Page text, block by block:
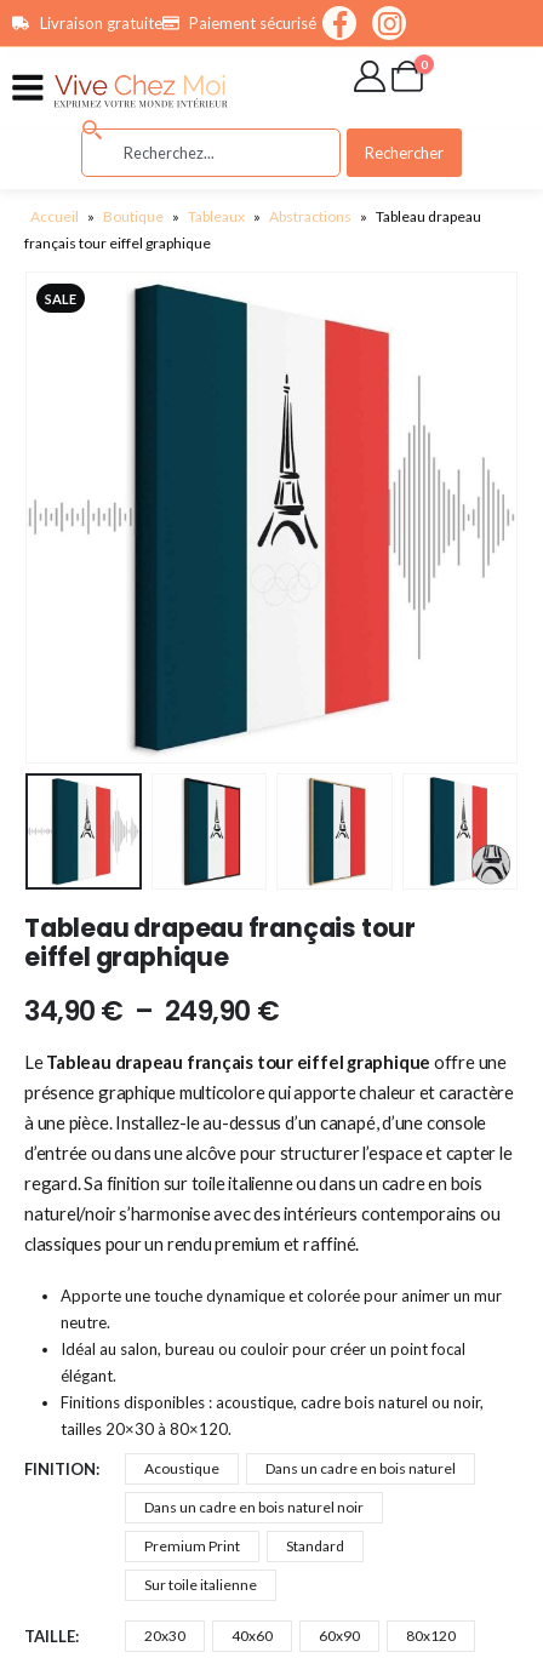
principalLivraison gratuite Paiement sécurisé
0
Rechercher
Accueil » Boutique » Tableaux » Abstractions » Tableau drapeau
français tour eiffel graphique
SALE
Tableau drapeau français tour
eiffel graphique
34,90€ – 249,90 €
LeTableau drapeau français tour eiffel graphique offre une
présence graphique multicolore qui apporte chaleur et caractère
à une pièce. Installez-le au-dessus d’un canapé, d’une console
d’entrée ou dans une alcôve pour structurer l’espace et capter le
regard. Sa finition sur toile italienne ou dans un cadre en bois
naturel/noir s’harmonise avec des intérieurs contemporains ou
classiques pour un rendu premium et raffiné.
Apporte une touche dynamique et colorée pour animer un mur
neutre.
Idéal au salon, bureau ou couloir pour créer un point focal
élégant.
Finitions disponibles : acoustique, cadre bois naturel ou noir,
tailles 20×30 à 80×120.
FINITION Acoustique Dans un cadre en bois naturel
Dans un cadre en bois naturel noir
Premium Print Standard
Sur toile italienne
TAILLE 20x30 40x60 60x90 80x120